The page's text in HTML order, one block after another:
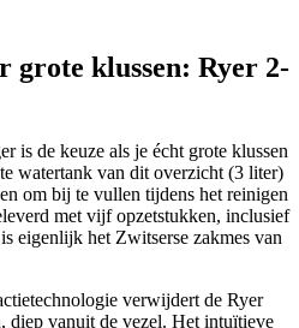
grote klussen: Ryer 2-
is de keuze als je écht grote klussen
watertank van dit overzicht (3 liter)
om bij te vullen tijdens het reinigen
met vijf opzetstukken, inclusief
eigenlijk het Zwitserse zakmes van
verwijdert de Ryer
diep vanuit de vezel. Het intuïtieve